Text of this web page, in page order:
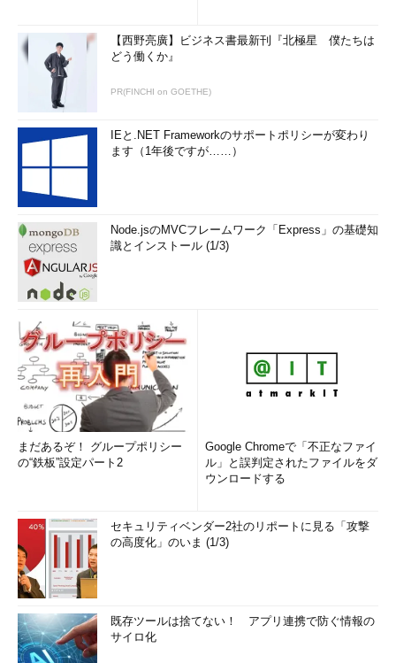
【西野亮廣】ビジネス書最新刊『北極星 僕たちは
どう働くか』
PR(FINCHI on GOETHE)
IEと.NET Frameworkのサポートポリシーが変わり
ます（1年後ですが……）
Node.jsのMVCフレームワーク「Express」の基礎知
識とインストール (1/3)
まだあるぞ！ グループポリシー
の“鉄板”設定パート2
Google Chromeで「不正なファイ
ル」と誤判定されたファイルをダ
ウンロードする
セキュリティベンダー2社のリポートに見る「攻撃
の高度化」のいま (1/3)
既存ツールは捨てない！ アプリ連携で防ぐ情報の
サイロ化